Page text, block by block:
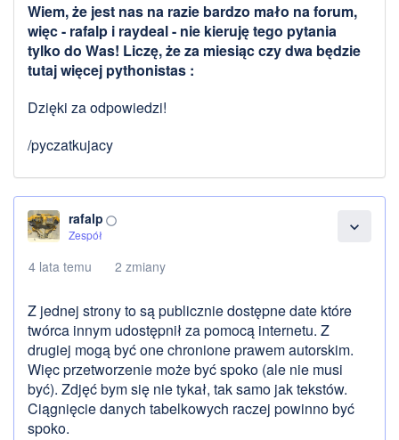
Wiem, że jest nas na razie bardzo mało na forum,
więc - rafalp i raydeal - nie kieruję tego pytania
tylko do Was! Liczę, że za miesiąc czy dwa będzie
tutaj więcej pythonistas :
Dzięki za odpowiedzi!
/pyczatkujacy
expand_more
rafalp panorama_fish_eye
Zespół
4 lata temu 2 zmiany
Z jednej strony to są publicznie dostępne date które
twórca innym udostępnił za pomocą internetu. Z
drugiej mogą być one chronione prawem autorskim.
Więc przetworzenie może być spoko (ale nie musi
być). Zdjęć bym się nie tykał, tak samo jak tekstów.
Ciągnięcie danych tabelkowych raczej powinno być
spoko.